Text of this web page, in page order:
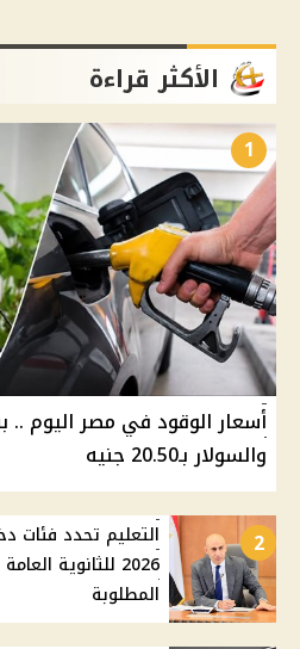
الأكثر قراءة
1
والسولار بـ20.50 جنيه
2
التعليم تحدد فئات
2026 للثانوية
المطلوبة